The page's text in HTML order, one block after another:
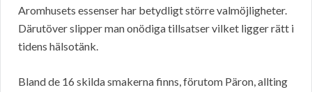
Aromhusets essenser har betydligt större valmöjligheter.
Därutöver slipper man onödiga tillsatser vilket ligger rätt i
tidens hälsotänk.
Bland de 16 skilda smakerna finns, förutom Päron, allting